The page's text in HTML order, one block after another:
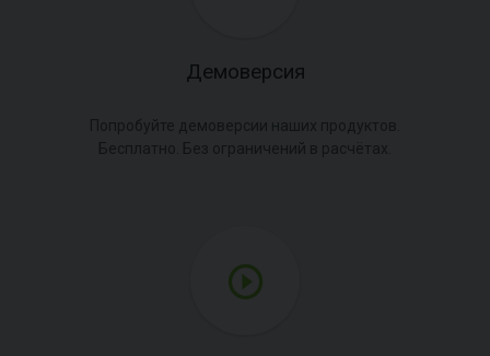
Демоверсия